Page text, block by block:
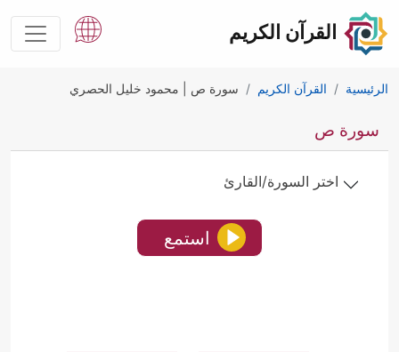
القرآن الكريم
الرئيسية القرآن الكريم سورة ص | محمود خليل الحصري
سورة ص
اختر السورة/القارئ
استمع